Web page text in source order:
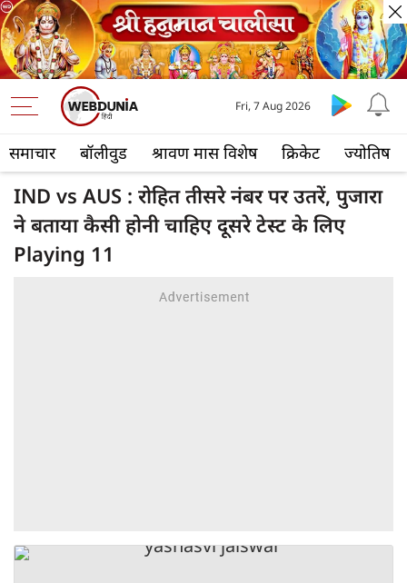
समाचार बॉलीवुड श्रावण मास विशेष क्रिकेट ज्योतिष
Fri, 7 Aug 2026
IND vs AUS : रोहित तीसरे नंबर पर उतरें, पुजारा
ने बताया कैसी होनी चाहिए दूसरे टेस्ट के लिए
Playing 11